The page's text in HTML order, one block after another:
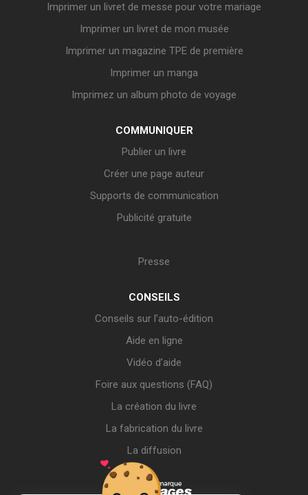
Imprimer un livret de messe pour votre mariage
Imprimer un livret de mon musée
Imprimer un magazine TPE de première
Imprimer un manga
Imprimez un album photo de voyage
COMMUNIQUER
Publier un livre
Créer une page auteur
Supports de communication
Publicité gratuite
Presse
CONSEILS
Conseils sur l’auto-édition
Aide en ligne
Vidéo d’aide
Foire aux questions (FAQ)
La création du livre
La fabrication du livre
La diffusion